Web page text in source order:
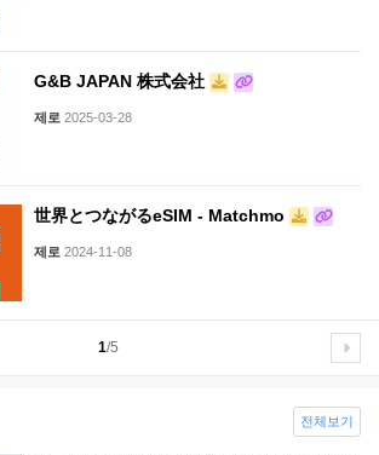
G&B JAPAN 株式会社
제로 2025-03-28
世界とつながるeSIM - Matchmo
제로 2024-11-08
1/5
전체보기